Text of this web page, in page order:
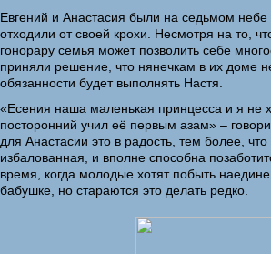
Евгений и Анастасия были на седьмом небе
отходили от своей крохи. Несмотря на то,
гонорару семья может позволить себе
приняли решение, что нянечкам в их доме
обязанности будет выполнять Настя.
«Есения наша маленькая принцесса и я не
посторонний учил её первым азам» –
для Анастасии это в радость, тем более,
избалованная, и вполне способна
время, когда молодые хотят побыть
бабушке, но стараются это делать редко.